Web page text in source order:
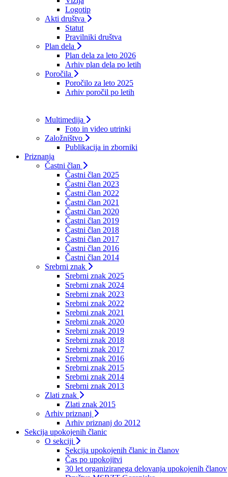
Logotip
Akti društva
Statut
Pravilniki društva
Plan dela
Plan dela za leto 2026
Arhiv plan dela po letih
Poročila
Poročilo za leto 2025
Arhiv poročil po letih
Multimedija
Foto in video utrinki
Založništvo
Publikacija in zborniki
Priznanja
Častni član
Častni član 2025
Častni član 2023
Častni član 2022
Častni član 2021
Častni član 2020
Častni član 2019
Častni član 2018
Častni član 2017
Častni član 2016
Častni član 2014
Srebrni znak
Srebrni znak 2025
Srebrni znak 2024
Srebrni znak 2023
Srebrni znak 2022
Srebrni znak 2021
Srebrni znak 2020
Srebrni znak 2019
Srebrni znak 2018
Srebrni znak 2017
Srebrni znak 2016
Srebrni znak 2015
Srebrni znak 2014
Srebrni znak 2013
Zlati znak
Zlati znak 2015
Arhiv priznanj
Arhiv priznanj do 2012
Sekcija upokojenih članic
O sekciji
Sekcija upokojenih članic in članov
Čas po upokojitvi
30 let organiziranega delovanja upokojenih članov